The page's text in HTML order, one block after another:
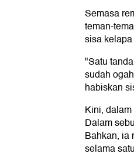
Semasa
teman-
sisa
"Satu
sudah
habiskan
Kini,
Dalam
Bahkan, ia
selama